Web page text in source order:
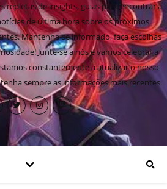
repletas de insights, guias para encontrar a
de última hora sobre os próximos
Mantenha-se informado, faça escolhas
Junte-se a nós e vamos celebrar a
constantemente a atualizar o nosso
sempre as informações mais recentes.